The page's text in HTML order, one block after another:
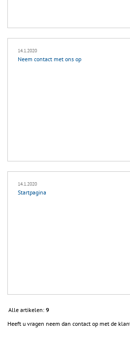
14.1.2020
Neem contact met ons op
14.1.2020
Startpagina
Alle artikelen: 9
Heeft u vragen neem dan contact op met de